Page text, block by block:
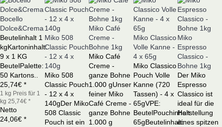
Bocello
Dolce&Crema
Beutelinhalt 1
kgKartoninhalt:
9 x 1 KG
BeutelPalette:
50 Kartons..
25,74€ *
1 kg Preis für 1
kg 25,74€ *
Netto
24,06€ *
Miko 508
Classic Pouch
- 12 x 4 x
140g
Miko 508
Classic Pouch
- 12 x 4 x
140gDer Miko
508 Classic
Pouch ist ein
Miko Café
Creme -
Bohne 1kg
Miko Café
Creme -
ganze Bohne
1.000 gUnser
feiner Miko
Café Creme -
ganze Bohne
1.000 g
Miko Classico
Volle Kanne -
4 x 65g
Miko Classico
Pouch Volle
Kanne (720
Tassen) - 4 x
65gVPE:
BeutelPouchinhalt:
65gBeutelinhalt:
Miko
Espresso
Classico -
Bohne 1kg
Der Miko
Espresso
Classico ist
ideal für die
Herstellung
eines spitzen